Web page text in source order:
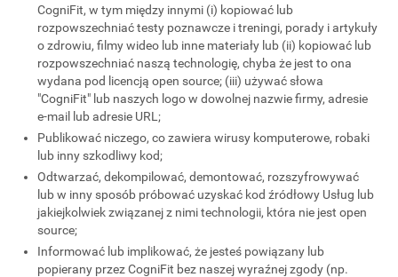
CogniFit, w tym między innymi (i) kopiować lub
rozpowszechniać testy poznawcze i treningi, porady i artykuły
o zdrowiu, filmy wideo lub inne materiały lub (ii) kopiować lub
rozpowszechniać naszą technologię, chyba że jest to ona
wydana pod licencją open source; (iii) używać słowa
"CogniFit" lub naszych logo w dowolnej nazwie firmy, adresie
e-mail lub adresie URL;
Publikować niczego, co zawiera wirusy komputerowe, robaki
lub inny szkodliwy kod;
Odtwarzać, dekompilować, demontować, rozszyfrowywać
lub w inny sposób próbować uzyskać kod źródłowy Usług lub
jakiejkolwiek związanej z nimi technologii, która nie jest open
source;
Informować lub implikować, że jesteś powiązany lub
popierany przez CogniFit bez naszej wyraźnej zgody (np.